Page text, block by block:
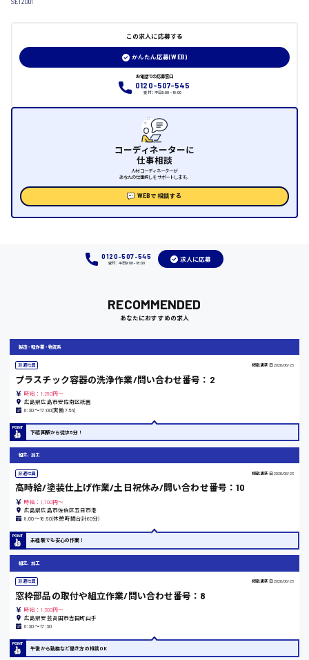
福山市
大阪府
竹原市
熊本県
東京都
時給1100円～
時給1300円〜
時給1200円〜
SEIZO01
この求人に応募する
かんたん応募(WEB)
お電話での応募窓口
0120-507-545
受付：平日9:00 - 18:00
コーディネーターに
仕事相談
人材コーディネーターが
あなたの仕事探しをサポートします。
WEBで相談する
0120-507-545
受付：平日9:00 - 18:00
求人に応募
RECOMMENDED
あなたにおすすめの求人
製造・軽作業・物流系
派遣社員 掲載更新日 2026/06/23
プラスチック容器の洗浄作業/問い合わせ番号：2
時給：1,250円～
広島県広島市安佐南区祇園
8:30〜17:00(実働7.5h)
下祗園駅から徒歩5分！
組立、加工
派遣社員 掲載更新日 2026/06/23
高時給/塗装仕上げ作業/土日祝休み/問い合わせ番号：10
時給：1,700円～
広島県広島市佐伯区五日市港
8:00〜16:50(休憩時間合計60分)
未経験でも安心の作業！
組立、加工
派遣社員 掲載更新日 2026/06/23
窓枠部品の取付や組立作業/問い合わせ番号：8
時給：1,300円～
広島県安芸高田市吉田町山手
8:30〜17:30
午後から勤務など働き方の相談OK